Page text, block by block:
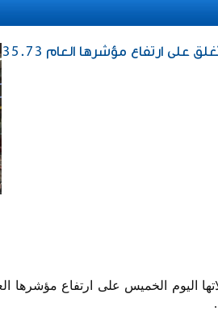
إقتصاد / بورصة الكويت تُغلق على ارتفاع مؤشرها العام 35.73